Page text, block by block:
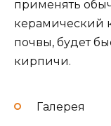
применять
керамический
почвы, будет
кирпичи.
Галерея